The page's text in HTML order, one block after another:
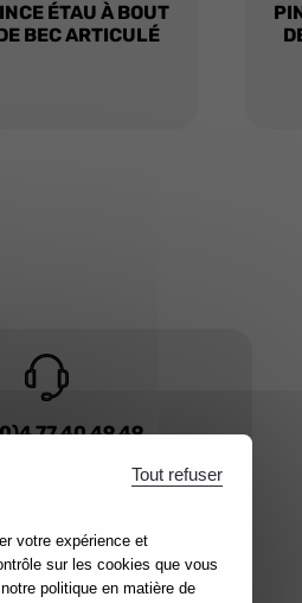
ÉTAU À BOUT
BEC ARTICULÉ
77 40 49 49
votre expérience et
sur les cookies que vous
politique en matière de
Tout refuser